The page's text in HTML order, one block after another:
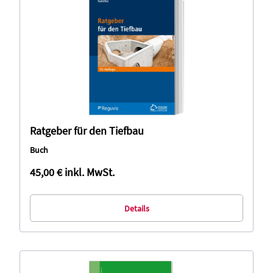
Ratgeber für den Tiefbau
Buch
45,00 €inkl. MwSt.
Details